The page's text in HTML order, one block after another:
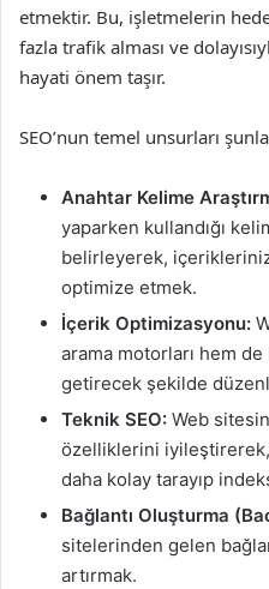
etmektir. Bu, işletmelerin
fazla trafik alması ve
hayati önem taşır.
SEO’nun temel unsurları
Anahtar Kelime
yaparken kullandığı
belirleyerek,
optimize etmek.
İçerik Optimizasyonu:
arama motorları hem
getirecek şekilde
Teknik SEO: Web
özelliklerini iyileştirerek,
daha kolay tarayıp
Bağlantı Oluşturma
sitelerinden gelen
artırmak.